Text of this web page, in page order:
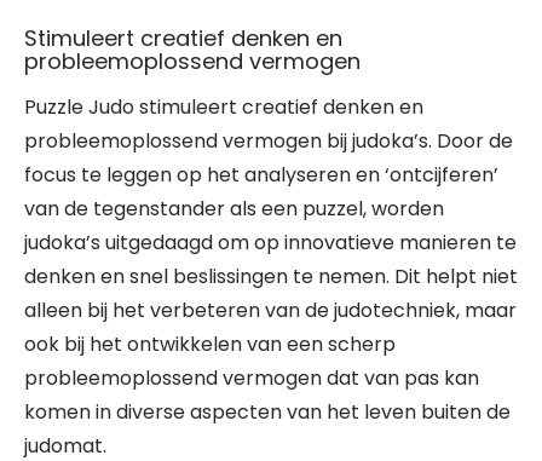
Stimuleert creatief denken en
probleemoplossend vermogen
Puzzle Judo stimuleert creatief denken en
probleemoplossend vermogen bij judoka’s. Door de
focus te leggen op het analyseren en ‘ontcijferen’
van de tegenstander als een puzzel, worden
judoka’s uitgedaagd om op innovatieve manieren te
denken en snel beslissingen te nemen. Dit helpt niet
alleen bij het verbeteren van de judotechniek, maar
ook bij het ontwikkelen van een scherp
probleemoplossend vermogen dat van pas kan
komen in diverse aspecten van het leven buiten de
judomat.